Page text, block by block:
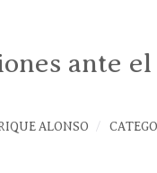
ante
ALONSO